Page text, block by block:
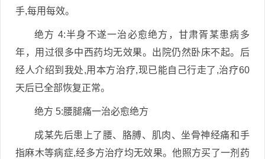
手,每用每效。
绝方 4:半身不遂一治必愈绝方，甘肃胥某患病多
年，用过很多中西药均无效果。出院仍然卧床不起。后
经人介绍到我处,用本方治疗,现已能自己行走了,治疗60
天后已全部恢复正常。
绝方 5:腰腿痛一治必愈绝方
成某先后患上了腰、胳膊、肌肉、坐骨神经痛和手
指麻木等病症,经多方治疗均无效果。他照方买了一剂药